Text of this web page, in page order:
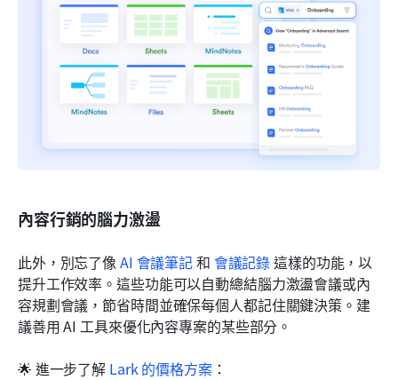
內容行銷的腦力激盪
此外，別忘了像 AI 會議筆記 和 會議記錄 這樣的功能，以
提升工作效率。這些功能可以自動總結腦力激盪會議或內
容規劃會議，節省時間並確保每個人都記住關鍵決策。建
議善用 AI 工具來優化內容專案的某些部分。
🌟 進一步了解 Lark 的價格方案：